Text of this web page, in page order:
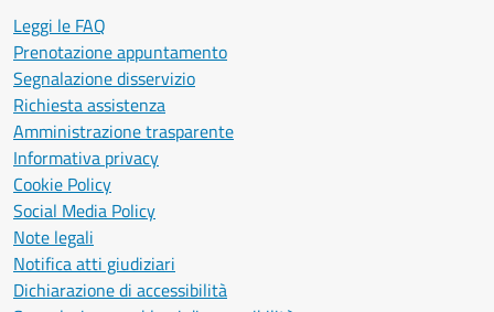
Leggi le FAQ
Prenotazione appuntamento
Segnalazione disservizio
Richiesta assistenza
Amministrazione trasparente
Informativa privacy
Cookie Policy
Social Media Policy
Note legali
Notifica atti giudiziari
Dichiarazione di accessibilità